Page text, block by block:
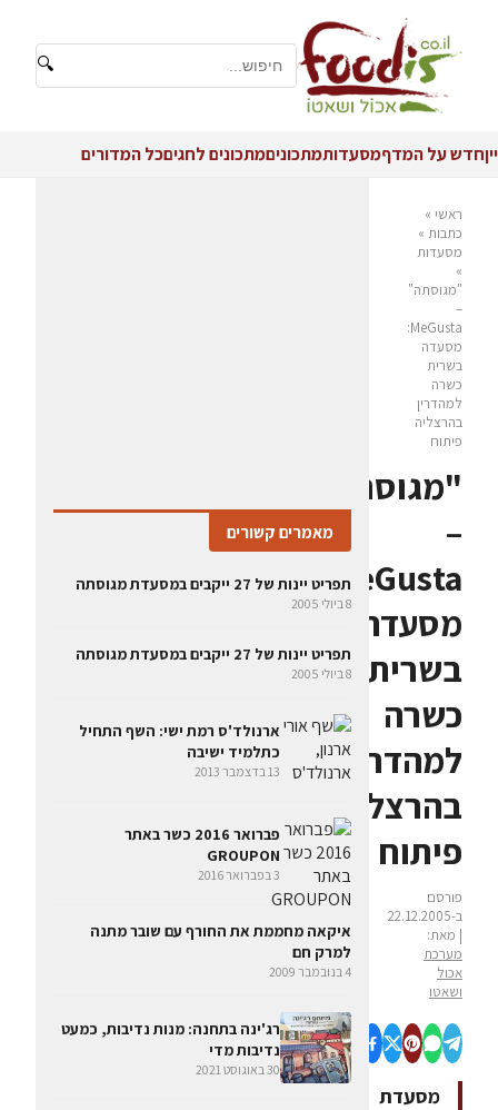
🔍
ייןחדש על המדףמסעדותמתכוניםמתכונים לחגיםכל המדורים
ראשי »
כתבות »
מסעדות
»
"מגוסתה"
–
MeGusta:
מסעדה
בשרית
כשרה
למהדרין
בהרצליה
פיתוח
"מגוסתה"
–
MeGusta:
מסעדה
בשרית
כשרה
למהדרין
בהרצליה
פיתוח
פורסם
ב-22.12.2005
| מאת:
מערכת
אכול
ושאטו
מסעדת
מאמרים קשורים
תפריט יינות של 27 ייקבים במסעדת מגוסתה
8 ביולי 2005
תפריט יינות של 27 ייקבים במסעדת מגוסתה
8 ביולי 2005
ארנולד'ס רמת ישי: השף התחיל
כתלמיד ישיבה
13 בדצמבר 2013
פברואר 2016 כשר באתר
GROUPON
3 בפברואר 2016
איקאה מחממת את החורף עם שובר מתנה
למרק חם
4 בנובמבר 2009
רג'ינה בתחנה: מנות נדיבות, כמעט
נדיבות מדי
30 באוגוסט 2021